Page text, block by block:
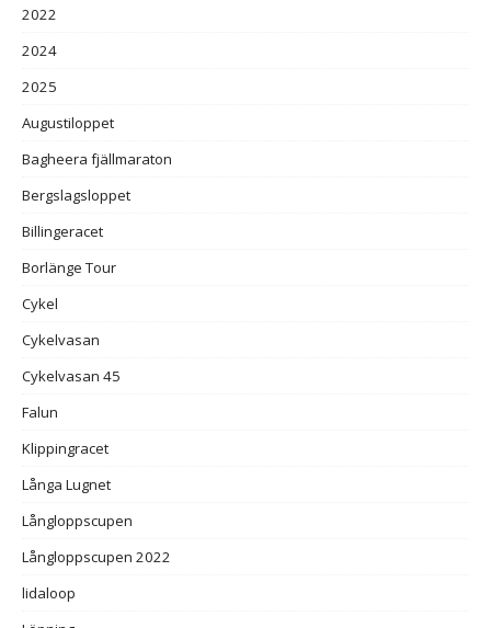
2022
2024
2025
Augustiloppet
Bagheera fjällmaraton
Bergslagsloppet
Billingeracet
Borlänge Tour
Cykel
Cykelvasan
Cykelvasan 45
Falun
Klippingracet
Långa Lugnet
Långloppscupen
Långloppscupen 2022
lidaloop